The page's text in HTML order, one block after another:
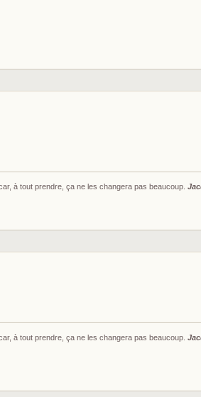
à tout prendre, ça ne les changera pas beaucoup.
à tout prendre, ça ne les changera pas beaucoup.